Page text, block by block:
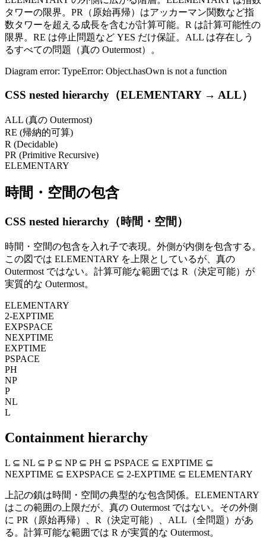
タワーの限界。PR（原始再帰）はアッカーマン関数など指
数タワーを超える成長を含むが計算可能。R は計算可能性の
限界。RE は停止問題など YES だけ保証。ALL は存在しう
るすべての問題（真の Outermost）。
Diagram error: TypeError: Object.hasOwn is not a function
CSS nested hierarchy（ELEMENTARY → ALL）
ALL (真の Outermost)
RE (帰納的可算)
R (Decidable)
PR (Primitive Recursive)
ELEMENTARY
時間・空間の包含
CSS nested hierarchy（時間・空間）
時間・空間の包含を入れ子で表現。外側が内側を包含する。
この図では ELEMENTARY を上限としているが、真の
Outermost ではない。計算可能な範囲では R（決定可能）が
実質的な Outermost。
ELEMENTARY
2-EXPTIME
EXPSPACE
NEXPTIME
EXPTIME
PSPACE
PH
NP
P
NL
L
Containment hierarchy
L ⊆ NL ⊆ P ⊆ NP ⊆ PH ⊆ PSPACE ⊆ EXPTIME ⊆
NEXPTIME ⊆ EXPSPACE ⊆ 2-EXPTIME ⊆ ELEMENTARY
上記の鎖は時間・空間の典型的な包含関係。ELEMENTARY
はこの範囲の上限だが、真の Outermost ではない。その外側
に PR（原始再帰）、R（決定可能）、ALL（全問題）があ
る。計算可能な範囲では R が実質的な Outermost。